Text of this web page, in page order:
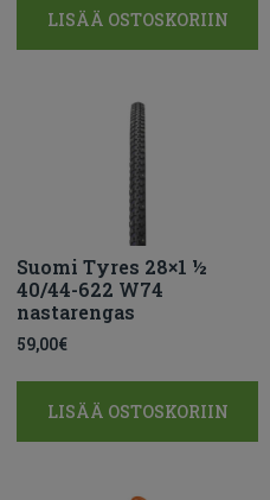
LISÄÄ OSTOSKORIIN
Suomi Tyres 28×1 ½
40/44-622 W74
nastarengas
59,00€
LISÄÄ OSTOSKORIIN